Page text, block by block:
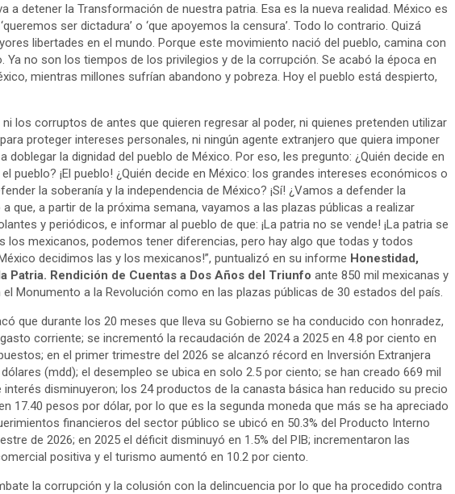
a detener la Transformación de nuestra patria. Esa es la nueva realidad. México es
ser dictadura’ o ‘que apoyemos la censura’. Todo lo contrario. Quizá
libertades en el mundo. Porque este movimiento nació del pueblo, camina con
Ya no son los tiempos de los privilegios y de la corrupción. Se acabó la época en
mientras millones sufrían abandono y pobreza. Hoy el pueblo está despierto,
los corruptos de antes que quieren regresar al poder, ni quienes pretenden utilizar
proteger intereses personales, ni ningún agente extranjero que quiera imponer
doblegar la dignidad del pueblo de México. Por eso, les pregunto: ¿Quién decide en
pueblo? ¡El pueblo! ¿Quién decide en México: los grandes intereses económicos o
la soberanía y la independencia de México? ¡Sí! ¿Vamos a defender la
que, a partir de la próxima semana, vayamos a las plazas públicas a realizar
y periódicos, e informar al pueblo de que: ¡La patria no se vende! ¡La patria se
los mexicanos, podemos tener diferencias, pero hay algo que todas y todos
decidimos las y los mexicanos!”, puntualizó en su informe Honestidad,
Patria. Rendición de Cuentas a Dos Años del Triunfo ante 850 mil mexicanas y
Monumento a la Revolución como en las plazas públicas de 30 estados del país.
que durante los 20 meses que lleva su Gobierno se ha conducido con honradez,
corriente; se incrementó la recaudación de 2024 a 2025 en 4.8 por ciento en
en el primer trimestre del 2026 se alcanzó récord en Inversión Extranjera
(mdd); el desempleo se ubica en solo 2.5 por ciento; se han creado 669 mil
disminuyeron; los 24 productos de la canasta básica han reducido su precio
17.40 pesos por dólar, por lo que es la segunda moneda que más se ha apreciado
financieros del sector público se ubicó en 50.3% del Producto Interno
de 2026; en 2025 el déficit disminuyó en 1.5% del PIB; incrementaron las
positiva y el turismo aumentó en 10.2 por ciento.
la corrupción y la colusión con la delincuencia por lo que ha procedido contra